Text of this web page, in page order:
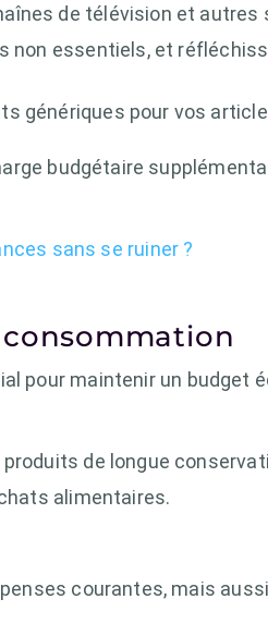
de télévision et autres
non essentiels, et
génériques pour vos
budgétaire
sans se ruiner ?
pour maintenir un budget
de longue
alimentaires.
courantes, mais